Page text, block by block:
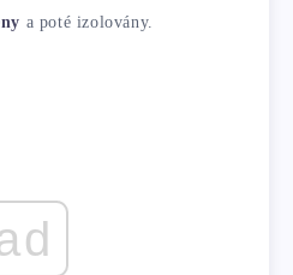
a poté izolovány.